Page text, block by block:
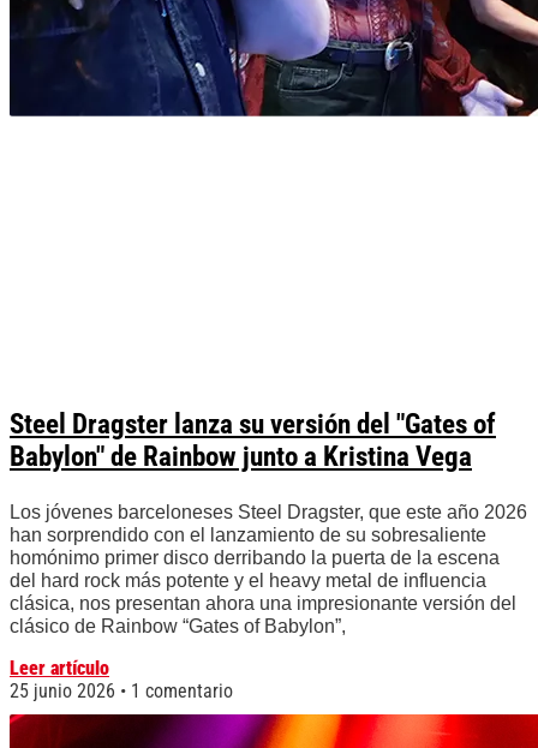
Steel Dragster lanza su versión del "Gates of
Babylon" de Rainbow junto a Kristina Vega
Los jóvenes barceloneses Steel Dragster, que este año 2026
han sorprendido con el lanzamiento de su sobresaliente
homónimo primer disco derribando la puerta de la escena
del hard rock más potente y el heavy metal de influencia
clásica, nos presentan ahora una impresionante versión del
clásico de Rainbow “Gates of Babylon”,
Leer artículo
25 junio 2026
1 comentario